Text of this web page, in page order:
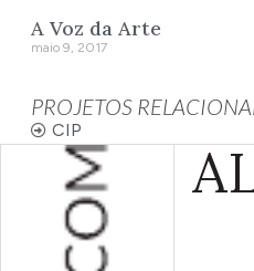
A Voz da Arte
maio 9, 2017
PROJETOS
CIP